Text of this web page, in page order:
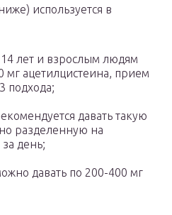
используется в
лет и взрослым людям
мг ацетилцистеина, прием
подхода;
давать такую
разделенную на
день;
давать по 200-400 мг